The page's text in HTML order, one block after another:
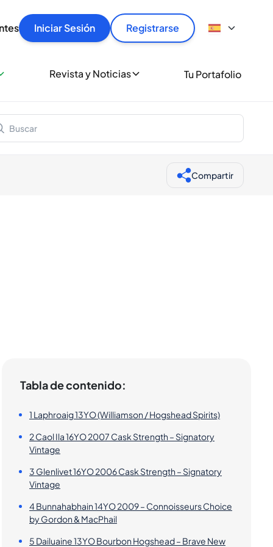
Iniciar Sesión Registrarse
rápido, con seguridad y al mejor precio.
miles de amantes del whisky y los destilados.
Revista y Noticias Tu Portafolio
Compartir
Tabla de contenido:
1 Laphroaig 13YO (Williamson / Hogshead Spirits)
2 Caol Ila 16YO 2007 Cask Strength – Signatory
Vintage
3 Glenlivet 16YO 2006 Cask Strength – Signatory
Vintage
4 Bunnahabhain 14YO 2009 – Connoisseurs Choice
by Gordon & MacPhail
5 Dailuaine 13YO Bourbon Hogshead – Brave New